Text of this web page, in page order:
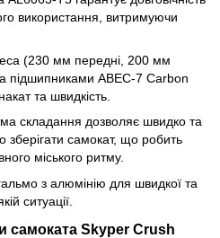
використання, витримуючи
(230 мм передні, 200 мм
підшипниками ABEC-7 Carbon
та швидкість.
складання дозволяє швидко та
зберігати самокат, що робить
міського ритму.
з алюмінію для швидкої та
ситуації.
самоката Skyper Crush